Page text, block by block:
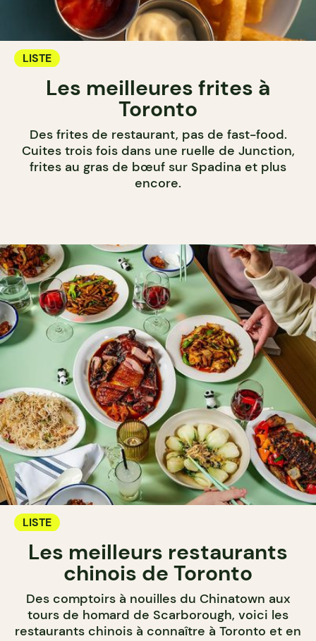
LISTE
Les meilleures frites à
Toronto
Des frites de restaurant, pas de fast-food.
Cuites trois fois dans une ruelle de Junction,
frites au gras de bœuf sur Spadina et plus
encore.
LISTE
Les meilleurs restaurants
chinois de Toronto
Des comptoirs à nouilles du Chinatown aux
tours de homard de Scarborough, voici les
restaurants chinois à connaître à Toronto et en